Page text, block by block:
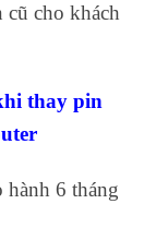
cũ cho khách
thay pin
6 tháng